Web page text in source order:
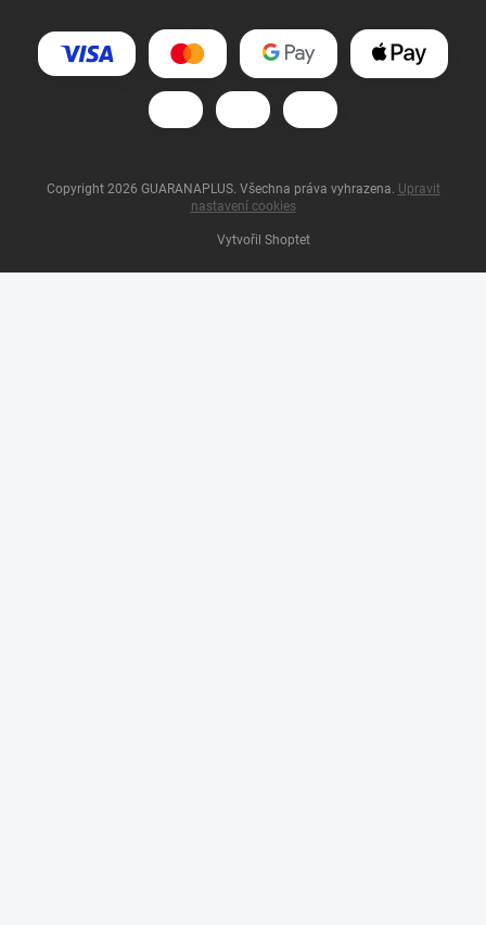
Vytvořil Shoptet
Copyright 2026 GUARANAPLUS. Všechna práva vyhrazena. Upravit
nastavení cookies